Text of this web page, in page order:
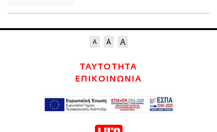
ΤΑΥΤΟΤΗΤΑ
ΕΠΙΚΟΙΝΩΝΙΑ